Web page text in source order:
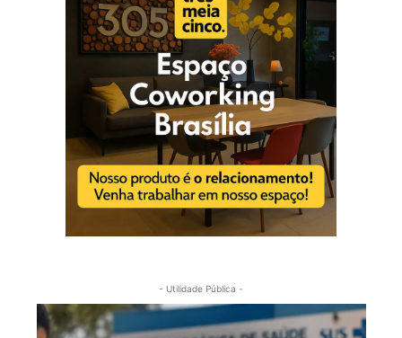
- Utilidade Pública -